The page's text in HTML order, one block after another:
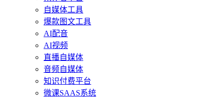
自媒体工具
爆款图文工具
AI配音
AI视频
直播自媒体
音频自媒体
知识付费平台
微课SAAS系统